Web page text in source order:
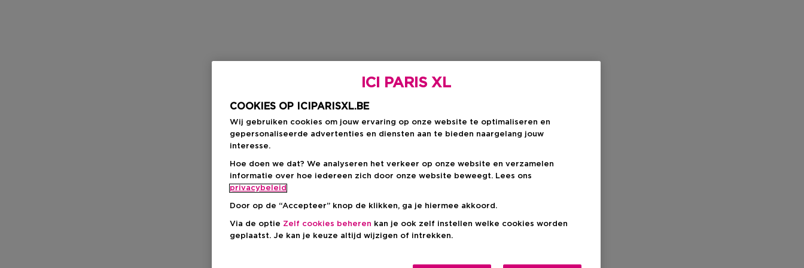
ICI PARIS XL
COOKIES OP ICIPARISXL.BE
Wij gebruiken cookies om jouw ervaring op onze website te optimaliseren en
gepersonaliseerde advertenties en diensten aan te bieden naargelang jouw
interesse.
Hoe doen we dat? We analyseren het verkeer op onze website en verzamelen
informatie over hoe iedereen zich door onze website beweegt. Lees ons
privacybeleid
Door op de “Accepteer” knop de klikken, ga je hiermee akkoord.
Via de optie Zelf cookies beheren kan je ook zelf instellen welke cookies worden
geplaatst. Je kan je keuze altijd wijzigen of intrekken.